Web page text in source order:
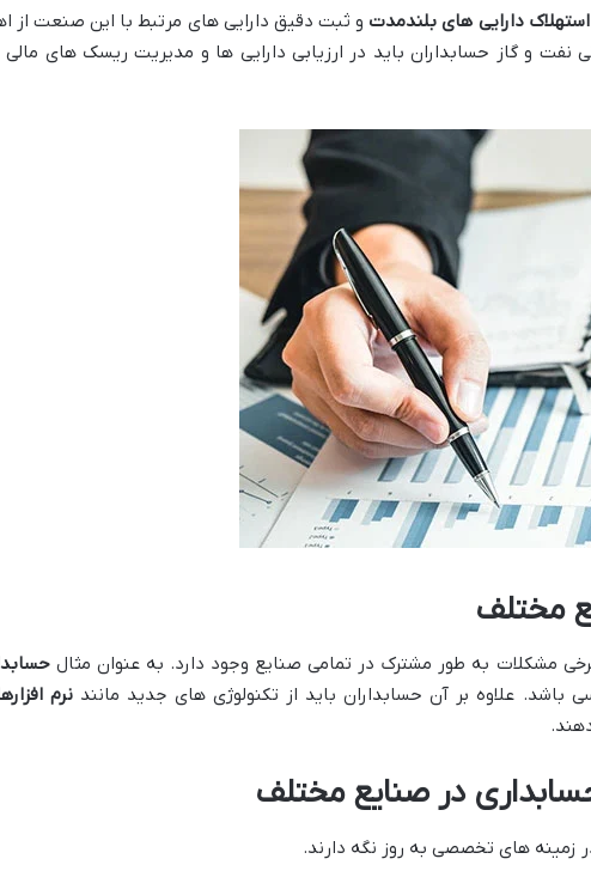
استهلاک دارایی های بلندمدت و ثبت دقیق دارایی های مرتبط با این صنعت از
و گاز حسابداران باید در ارزیابی دارایی ها و مدیریت ریسک های
مختلف
مشکلات به طور مشترک در تمامی صنایع وجود دارد. به عنوان مثال
علاوه بر آن حسابداران باید از تکنولوژی های جدید مانند نرم
در صنایع مختلف
زمینه های تخصصی به روز نگه دارند.